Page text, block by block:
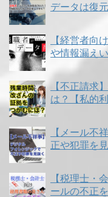
データは復
【経営者向
や情報漏え
【不正請求
は？【私的利
【メール不
正や犯罪を見
【税理士・
ールの不正